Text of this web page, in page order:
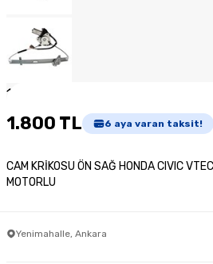
1
1.800 TL 6 aya varan taksit!
CAM KRİKOSU ÖN SAĞ HONDA CIVIC
MOTORLU
Yenimahalle, Ankara